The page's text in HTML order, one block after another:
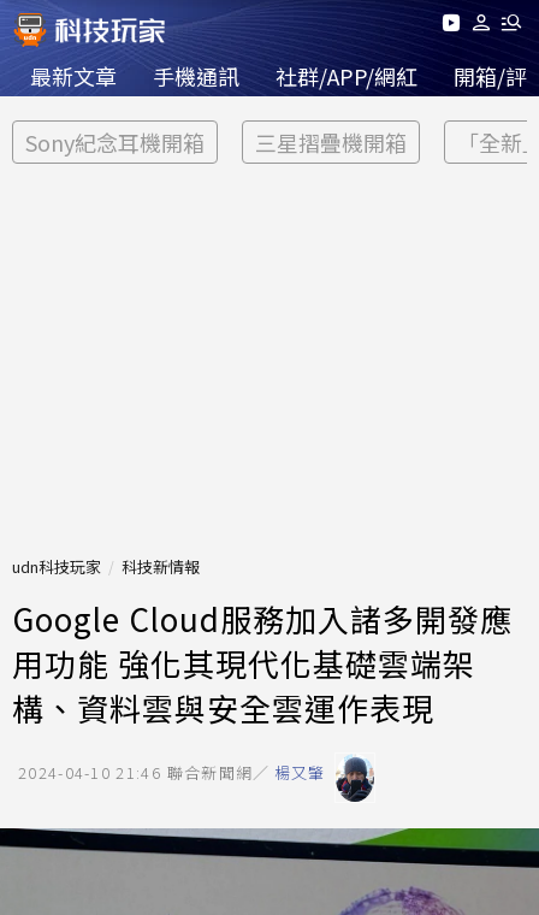
最新文章 手機通訊 社群/APP/網紅 開箱/評
Sony紀念耳機開箱 三星摺疊機開箱 「全新
udn科技玩家 科技新情報
Google Cloud服務加入諸多開發應
用功能 強化其現代化基礎雲端架
構、資料雲與安全雲運作表現
2024-04-10 21:46 聯合新聞網／ 楊又肇